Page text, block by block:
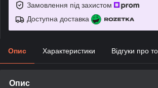
Замовлення під захистом
Доступна доставка
Опис Характеристики Відгуки про
Опис